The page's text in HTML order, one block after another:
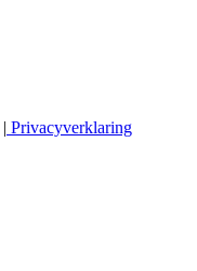
| Privacyverklaring